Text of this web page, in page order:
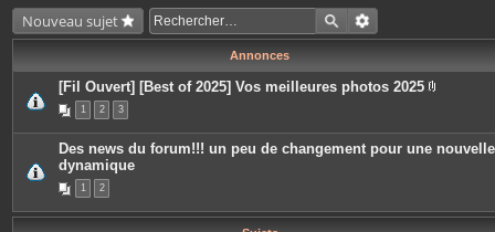
Nouveau sujet
Annonces
[Fil Ouvert] [Best of 2025] Vos meilleures photos 2025
c
e
n
1 2 3
Des news du forum!!! un peu de changement pour une nouvelle
dynamique
1 2